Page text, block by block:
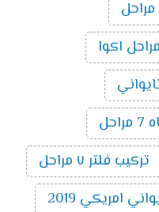
تركيب فلتر ٧ مراحل